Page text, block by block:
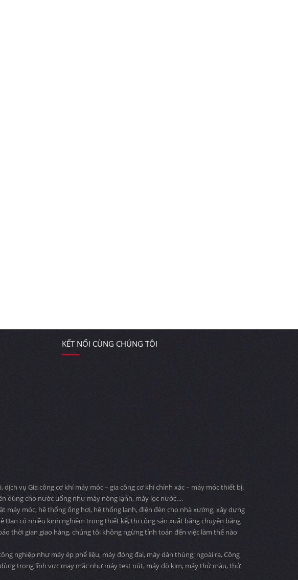
KẾT NỐI CÙNG CHÚNG TÔI
vụ Gia công cơ khí máy móc – gia công cơ khí chính xác – máy móc thiết bị.
dùng cho nước uống như máy nóng lạnh, máy lọc nước….
máy móc, hệ thống ống hơi, hệ thống lạnh, điện đèn cho nhà xường, xây dựng
Đan có nhiều kinh nghiệm trong thiết kế, thi công sản xuất băng chuyền băng
thời gian giao hàng, chúng tôi không ngừng tính toán đến việc làm thế nào
nghiệp như máy ép phế liệu, máy đóng đai, máy dán thùng; ngoài ra, Công
trong lĩnh vực may mặc như máy test nút, máy dò kim, máy thử màu, thử